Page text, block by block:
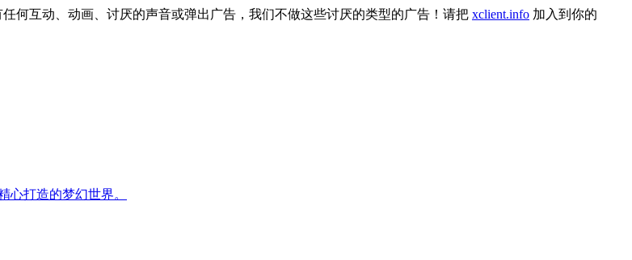
何互动、动画、讨厌的声音或弹出广告，我们不做这些讨厌的类型的广告！请把 xclient.info 加入到你的
心打造的梦幻世界。